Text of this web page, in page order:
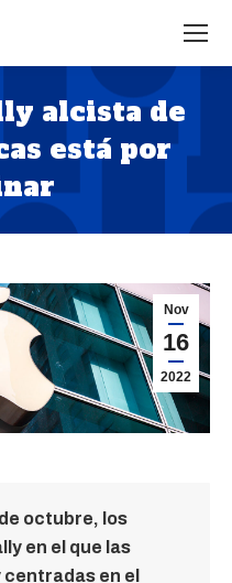
alcista de
está por
aquí:
Nov
16
2022
octubre, los
en el que las
en el